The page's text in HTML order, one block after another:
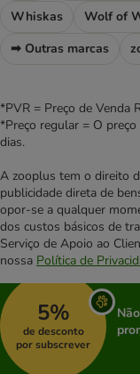
Whiskas
Wolf of
➡ Outras marcas
*PVR = Preço de Venda
*Preço regular = O
dias.
A zooplus tem o direito
publicidade direta de
opor-se a qualquer
dos custos básicos de
Serviço de Apoio ao
nossa Política de
5%
de desconto
por subscrever